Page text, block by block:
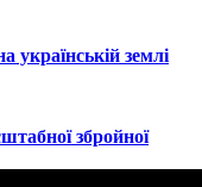
українській землі
збройної